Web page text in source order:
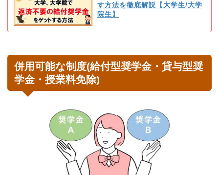
す方法を徹底解説【大学生/大学
院生】
併用可能な制度(給付型奨学金・貸与型奨
学金・授業料免除)